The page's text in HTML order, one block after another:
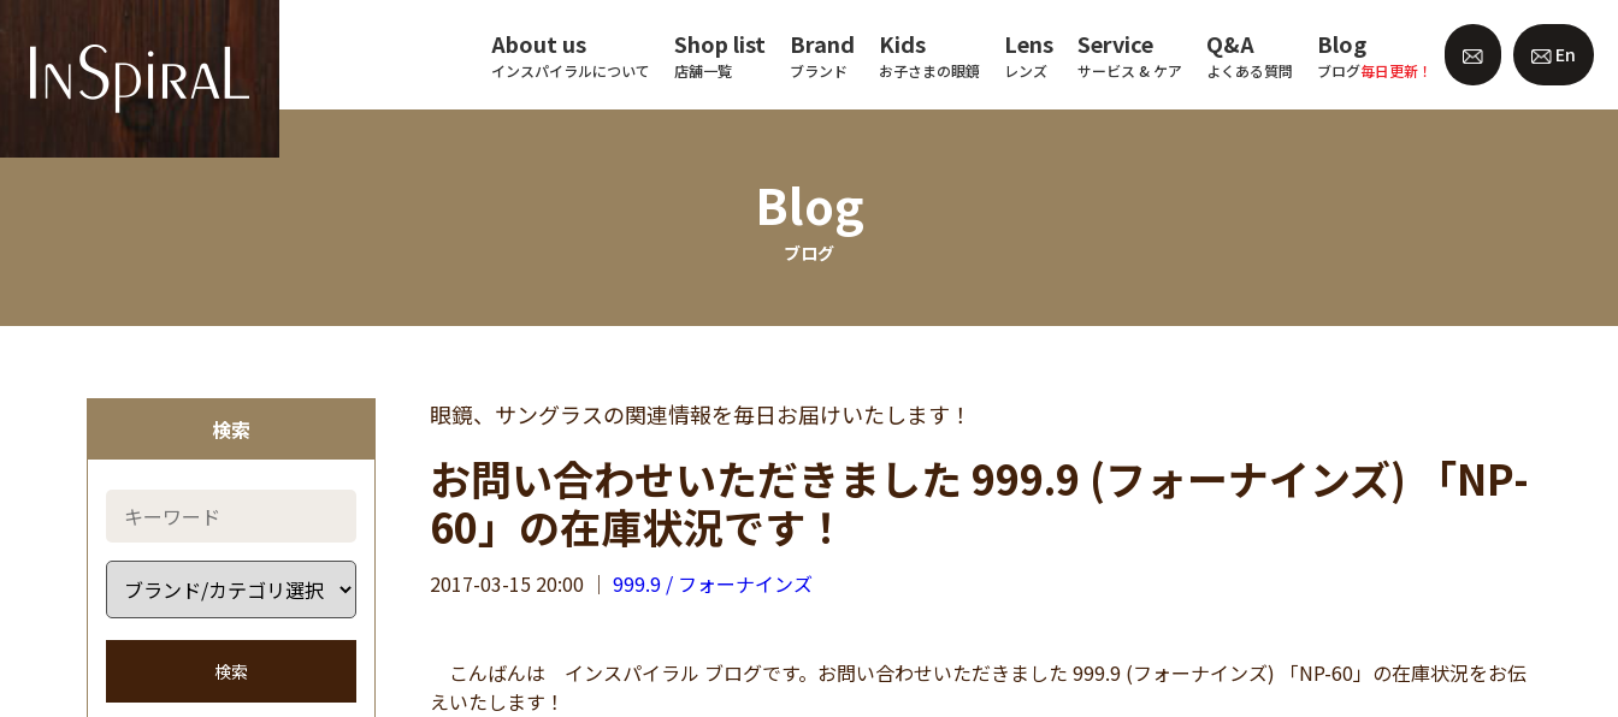
About us
インスパイラルについて
Shop list
店舗一覧
Brand
ブランド
Kids
お子さまの眼鏡
Lens
レンズ
Service
サービス & ケア
Q&A
よくある質問
Blog
ブログ毎日更新！
En
Blog
ブログ
検索
検索
眼鏡、サングラスの関連情報を毎日お届けいたします！
お問い合わせいただきました 999.9 (フォーナインズ) 「NP-
60」の在庫状況です！
2017-03-15 20:00 ｜ 999.9 / フォーナインズ
こんばんは インスパイラル ブログです。お問い合わせいただきました 999.9 (フォーナインズ) 「NP-60」の在庫状況をお伝
えいたします！